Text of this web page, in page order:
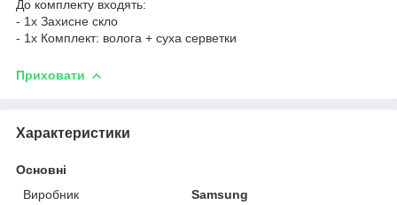
До комплекту входять:
- 1х Захисне скло
- 1х Комплект: волога + суха серветки
Приховати
Характеристики
Основні
Виробник
Samsung